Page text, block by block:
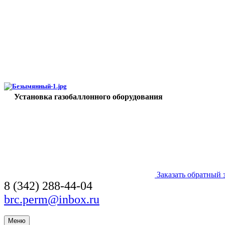
Установка газобаллонного оборудования
Заказать обратный
8 (342) 288-44-04
brc.perm@inbox.ru
Меню